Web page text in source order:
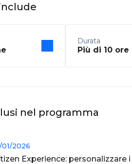
Durata
Più di 10 ore
nel programma
01/2026
Experience: personalizzare